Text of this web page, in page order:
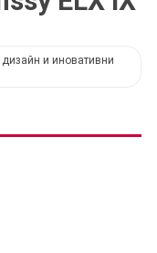
и иновативни